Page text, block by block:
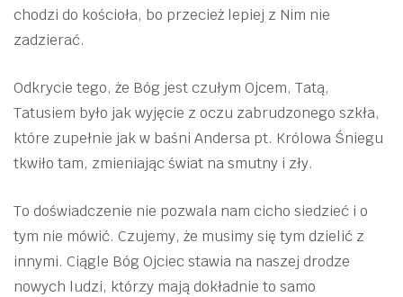
chodzi do kościoła, bo przecież lepiej z Nim nie
zadzierać.
Odkrycie tego, że Bóg jest czułym Ojcem, Tatą,
Tatusiem było jak wyjęcie z oczu zabrudzonego szkła,
które zupełnie jak w baśni Andersa pt. Królowa Śniegu
tkwiło tam, zmieniając świat na smutny i zły.
To doświadczenie nie pozwala nam cicho siedzieć i o
tym nie mówić. Czujemy, że musimy się tym dzielić z
innymi. Ciągle Bóg Ojciec stawia na naszej drodze
nowych ludzi, którzy mają dokładnie to samo